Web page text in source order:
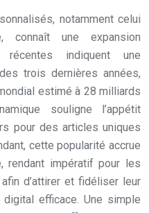
notamment celui
connaît une expansion
récentes indiquent une
trois dernières années,
estimé à 28 milliards
souligne l’appétit
pour des articles uniques
cette popularité accrue
rendant impératif pour les
d’attirer et fidéliser leur
efficace. Une simple